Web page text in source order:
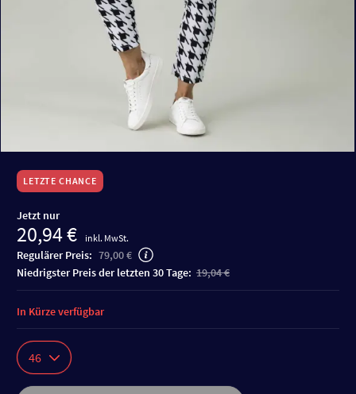
LETZTE CHANCE
Jetzt nur
20,94 € inkl. MwSt.
Regulärer Preis: 79,00 €
niedrigster Preis der letzten 30 Tage: 19,04 €
46
In Kürze verfügbar